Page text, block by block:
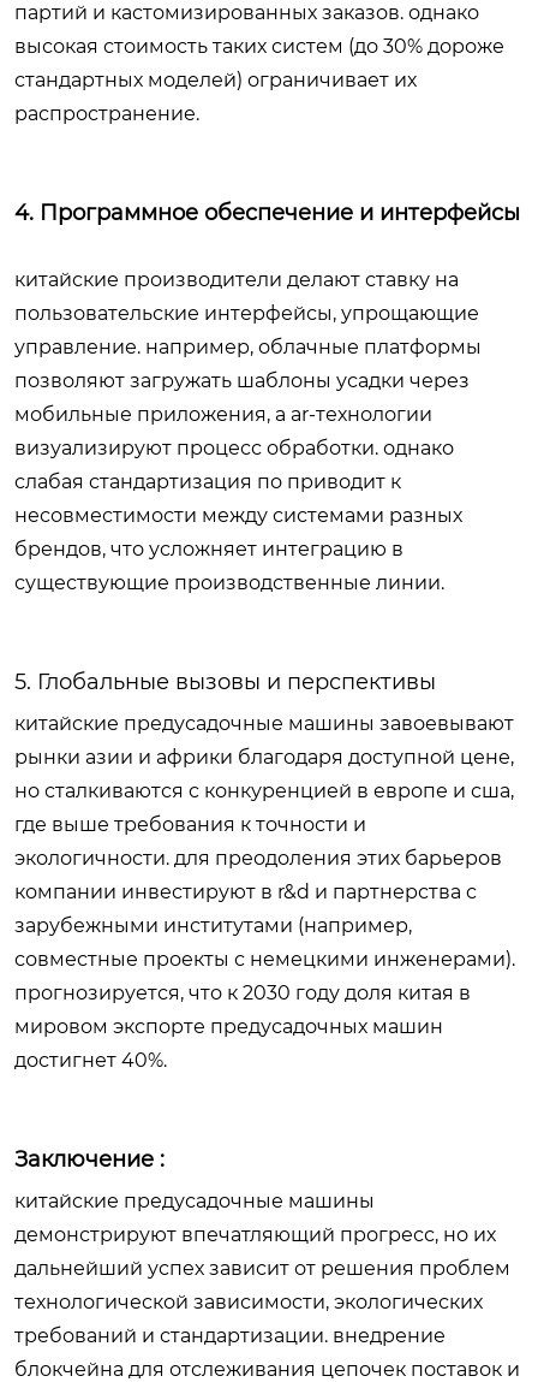
партий и кастомизированных заказов. однако
высокая стоимость таких систем (до 30% дороже
стандартных моделей) ограничивает их
распространение.
4. Программное обеспечение и интерфейсы
китайские производители делают ставку на
пользовательские интерфейсы, упрощающие
управление. например, облачные платформы
позволяют загружать шаблоны усадки через
мобильные приложения, а ar-технологии
визуализируют процесс обработки. однако
слабая стандартизация по приводит к
несовместимости между системами разных
брендов, что усложняет интеграцию в
существующие производственные линии.
5. Глобальные вызовы и перспективы
китайские предусадочные машины завоевывают
рынки азии и африки благодаря доступной цене,
но сталкиваются с конкуренцией в европе и сша,
где выше требования к точности и
экологичности. для преодоления этих барьеров
компании инвестируют в r&d и партнерства с
зарубежными институтами (например,
совместные проекты с немецкими инженерами).
прогнозируется, что к 2030 году доля китая в
мировом экспорте предусадочных машин
достигнет 40%.
Заключение :
китайские предусадочные машины
демонстрируют впечатляющий прогресс, но их
дальнейший успех зависит от решения проблем
технологической зависимости, экологических
требований и стандартизации. внедрение
блокчейна для отслеживания цепочек поставок и